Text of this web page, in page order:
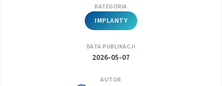
KATEGORIA
IMPLANTY
DATA PUBLIKACJI
2026-05-07
AUTOR